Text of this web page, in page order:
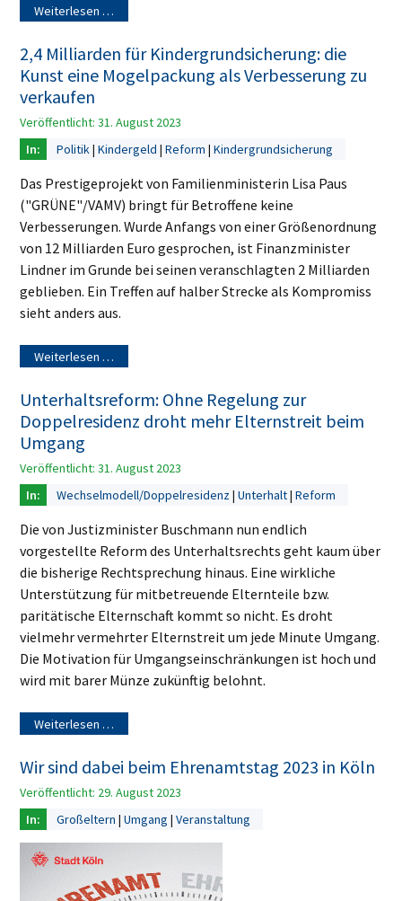
Weiterlesen …
2,4 Milliarden für Kindergrundsicherung: die
Kunst eine Mogelpackung als Verbesserung zu
verkaufen
Veröffentlicht: 31. August 2023
Politik Kindergeld Reform Kindergrundsicherung
Das Prestigeprojekt von Familienministerin Lisa Paus
("GRÜNE"/VAMV) bringt für Betroffene keine
Verbesserungen. Wurde Anfangs von einer Größenordnung
von 12 Milliarden Euro gesprochen, ist Finanzminister
Lindner im Grunde bei seinen veranschlagten 2 Milliarden
geblieben. Ein Treffen auf halber Strecke als Kompromiss
sieht anders aus.
Weiterlesen …
Unterhaltsreform: Ohne Regelung zur
Doppelresidenz droht mehr Elternstreit beim
Umgang
Veröffentlicht: 31. August 2023
Wechselmodell/Doppelresidenz Unterhalt Reform
Die von Justizminister Buschmann nun endlich
vorgestellte Reform des Unterhaltsrechts geht kaum über
die bisherige Rechtsprechung hinaus. Eine wirkliche
Unterstützung für mitbetreuende Elternteile bzw.
paritätische Elternschaft kommt so nicht. Es droht
vielmehr vermehrter Elternstreit um jede Minute Umgang.
Die Motivation für Umgangseinschränkungen ist hoch und
wird mit barer Münze zukünftig belohnt.
Weiterlesen …
Wir sind dabei beim Ehrenamtstag 2023 in Köln
Veröffentlicht: 29. August 2023
Großeltern Umgang Veranstaltung